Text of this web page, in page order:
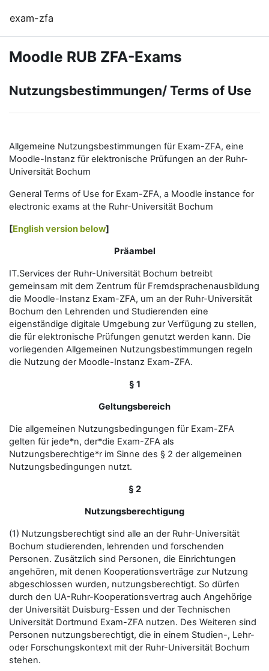
exam-zfa
Moodle RUB ZFA-Exams
Nutzungsbestimmungen/ Terms of Use
Allgemeine Nutzungsbestimmungen für Exam-ZFA, eine
Moodle-Instanz für elektronische Prüfungen an der Ruhr-
Universität Bochum
General Terms of Use for Exam-ZFA, a Moodle instance for
electronic exams at the Ruhr-Universität Bochum
[English version below]
Präambel
IT.Services der Ruhr-Universität Bochum betreibt
gemeinsam mit dem Zentrum für Fremdsprachenausbildung
die Moodle-Instanz Exam-ZFA, um an der Ruhr-Universität
Bochum den Lehrenden und Studierenden eine
eigenständige digitale Umgebung zur Verfügung zu stellen,
die für elektronische Prüfungen genutzt werden kann. Die
vorliegenden Allgemeinen Nutzungsbestimmungen regeln
die Nutzung der Moodle-Instanz Exam-ZFA.
§ 1
Geltungsbereich
Die allgemeinen Nutzungsbedingungen für Exam-ZFA
gelten für jede*n, der*die Exam-ZFA als
Nutzungsberechtige*r im Sinne des § 2 der allgemeinen
Nutzungsbedingungen nutzt.
§ 2
Nutzungsberechtigung
(1) Nutzungsberechtigt sind alle an der Ruhr-Universität
Bochum studierenden, lehrenden und forschenden
Personen. Zusätzlich sind Personen, die Einrichtungen
angehören, mit denen Kooperationsverträge zur Nutzung
abgeschlossen wurden, nutzungsberechtigt. So dürfen
durch den UA-Ruhr-Kooperationsvertrag auch Angehörige
der Universität Duisburg-Essen und der Technischen
Universität Dortmund Exam-ZFA nutzen. Des Weiteren sind
Personen nutzungsberechtigt, die in einem Studien-, Lehr-
oder Forschungskontext mit der Ruhr-Universität Bochum
stehen.